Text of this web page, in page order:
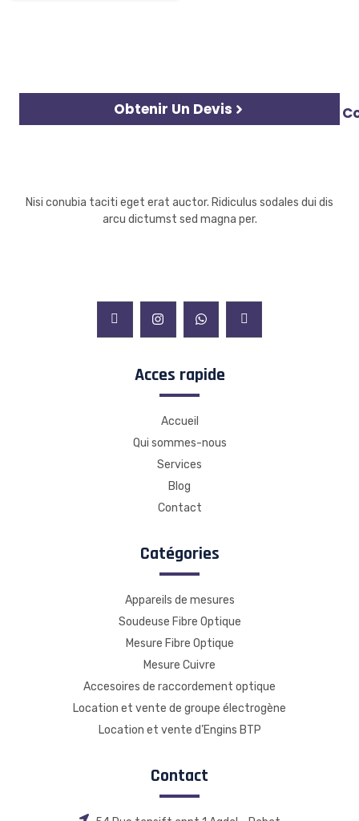
Obtenir Un Devis
Nisi conubia taciti eget erat auctor. Ridiculus sodales dui dis
arcu dictumst sed magna per.
Acces rapide
Accueil
Qui sommes-nous
Services
Blog
Contact
Catégories
Appareils de mesures
Soudeuse Fibre Optique
Mesure Fibre Optique
Mesure Cuivre
Accesoires de raccordement optique
Location et vente de groupe électrogène
Location et vente d’Engins BTP
Contact